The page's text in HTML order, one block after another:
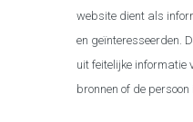
website dient als
en geïnteresseerden.
uit feitelijke informatie
bronnen of de